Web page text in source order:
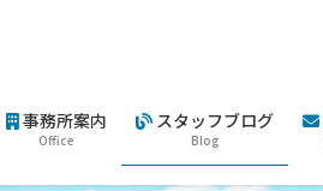
事務所案内
Office
スタッフブログ
Blog